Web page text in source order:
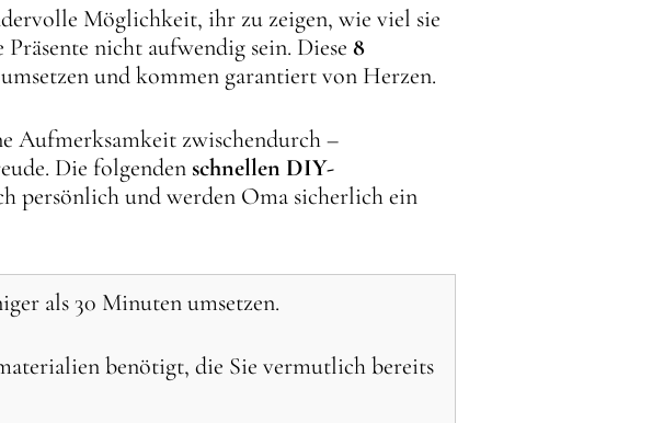
Möglichkeit, ihr zu zeigen, wie viel sie
nicht aufwendig sein. Diese8
und kommen garantiert von Herzen.
Aufmerksamkeit zwischendurch –
Die folgenden schnellen DIY-
persönlich und werden Oma sicherlich ein
als 30 Minuten umsetzen.
benötigt, die Sie vermutlich bereits